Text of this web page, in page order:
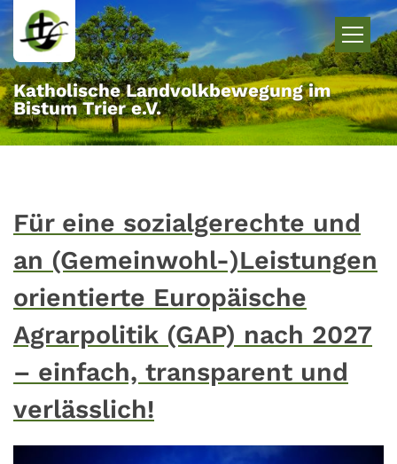
Zum Inhalt springen
Katholische Landvolkbewegung im
Bistum Trier e.V.
Für eine sozialgerechte und
an (Gemeinwohl-)Leistungen
orientierte Europäische
Agrarpolitik (GAP) nach 2027
– einfach, transparent und
verlässlich!